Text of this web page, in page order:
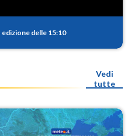
edizione delle 15:10
Vedi
tutte